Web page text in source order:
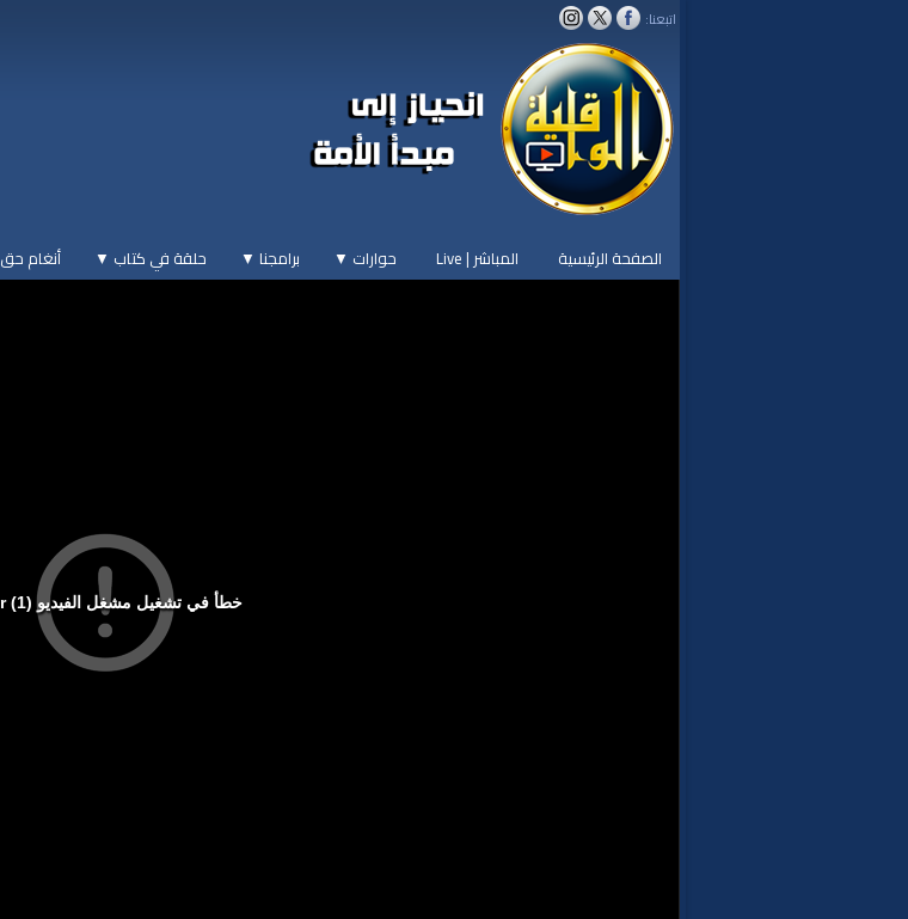
اتبعنا:
الصفحة الرئيسية المباشر | Live حوارات ▼ برامجنا ▼ حلقة في كتاب ▼ أنغام حق
خطأ في تشغيل مشغل الفيديو (1) error